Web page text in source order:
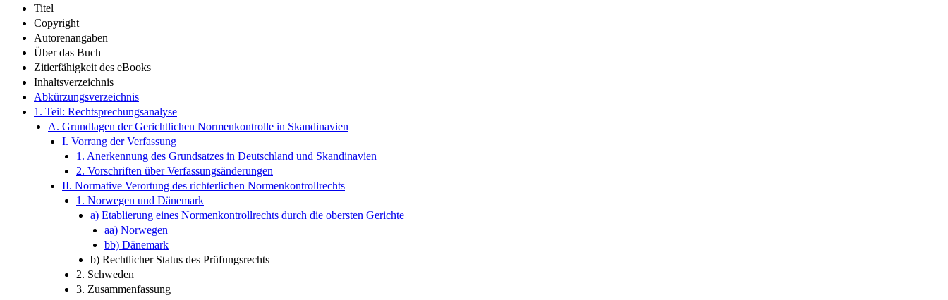
Titel
Copyright
Autorenangaben
Über das Buch
Zitierfähigkeit des eBooks
Inhaltsverzeichnis
Abkürzungsverzeichnis
1. Teil: Rechtsprechungsanalyse
A. Grundlagen der Gerichtlichen Normenkontrolle in Skandinavien
I. Vorrang der Verfassung
1. Anerkennung des Grundsatzes in Deutschland und Skandinavien
2. Vorschriften über Verfassungsänderungen
II. Normative Verortung des richterlichen Normenkontrollrechts
1. Norwegen und Dänemark
a) Etablierung eines Normenkontrollrechts durch die obersten Gerichte
aa) Norwegen
bb) Dänemark
b) Rechtlicher Status des Prüfungsrechts
2. Schweden
3. Zusammenfassung